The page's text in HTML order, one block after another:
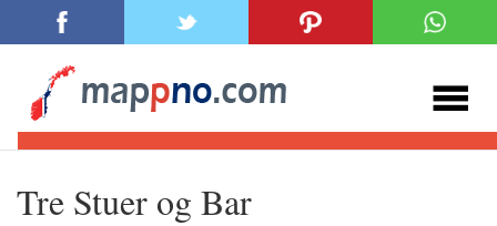
Tre Stuer og Bar